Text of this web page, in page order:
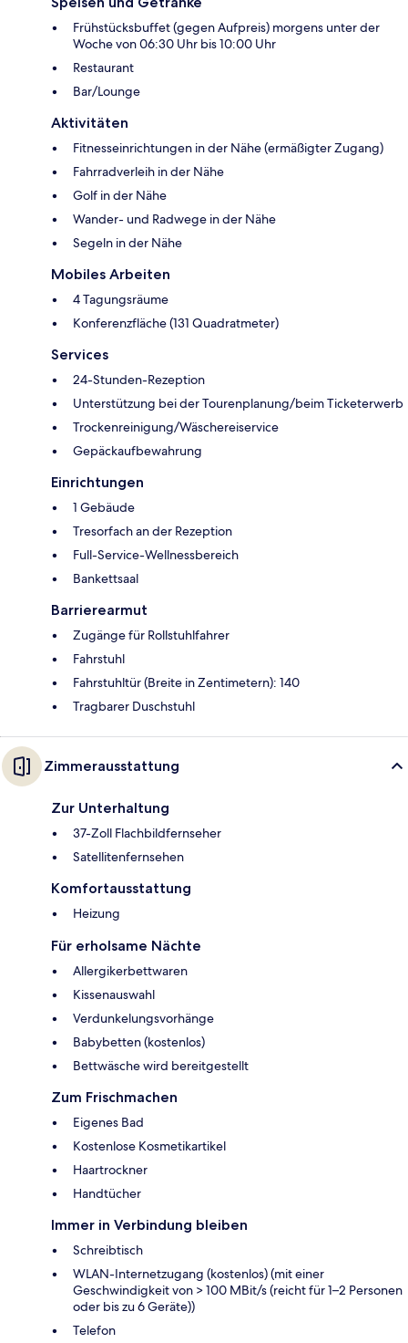
Frühstücksbuffet (gegen Aufpreis) morgens unter der
Woche von 06:30 Uhr bis 10:00 Uhr
Restaurant
Bar/Lounge
Aktivitäten
Fitnesseinrichtungen in der Nähe (ermäßigter Zugang)
Fahrradverleih in der Nähe
Golf in der Nähe
Wander- und Radwege in der Nähe
Segeln in der Nähe
Mobiles Arbeiten
4 Tagungsräume
Konferenzfläche (131 Quadratmeter)
Services
24-Stunden-Rezeption
Unterstützung bei der Tourenplanung/beim Ticketerwerb
Trockenreinigung/Wäschereiservice
Gepäckaufbewahrung
Einrichtungen
1 Gebäude
Tresorfach an der Rezeption
Full-Service-Wellnessbereich
Bankettsaal
Barrierearmut
Zugänge für Rollstuhlfahrer
Fahrstuhl
Fahrstuhltür (Breite in Zentimetern): 140
Tragbarer Duschstuhl
Zimmerausstattung
Zur Unterhaltung
37-Zoll Flachbildfernseher
Satellitenfernsehen
Komfortausstattung
Heizung
Für erholsame Nächte
Allergikerbettwaren
Kissenauswahl
Verdunkelungsvorhänge
Babybetten (kostenlos)
Bettwäsche wird bereitgestellt
Zum Frischmachen
Eigenes Bad
Kostenlose Kosmetikartikel
Haartrockner
Handtücher
Immer in Verbindung bleiben
Schreibtisch
WLAN-Internetzugang (kostenlos) (mit einer
Geschwindigkeit von > 100 MBit/s (reicht für 1–2 Personen
oder bis zu 6 Geräte))
Telefon